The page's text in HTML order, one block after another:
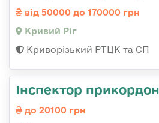
від 50000 до 170000 грн
Кривий Ріг
Криворізький РТЦК та СП
Інспектор
до 20100 грн